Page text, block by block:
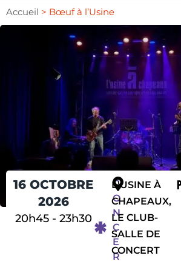
Accueil > Bœuf à l’Usine
16 OCTOBRE
2026
20h45- 23h30
C
O
N
C
E
R
L'USINE À
CHAPEAUX,
LE CLUB-
SALLE DE
CONCERT